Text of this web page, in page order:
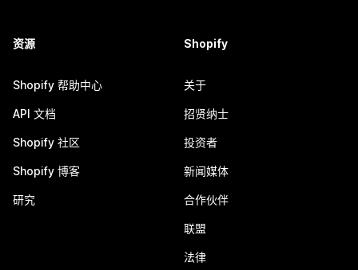
资源
Shopify 帮助中心
API 文档
Shopify 社区
Shopify 博客
研究
Shopify
关于
招贤纳士
投资者
新闻媒体
合作伙伴
联盟
法律